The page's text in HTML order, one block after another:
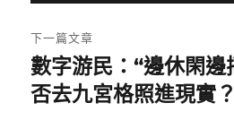
下一篇文章
下
一
數字游民：“邊休閑邊
否去九宮格照進現實